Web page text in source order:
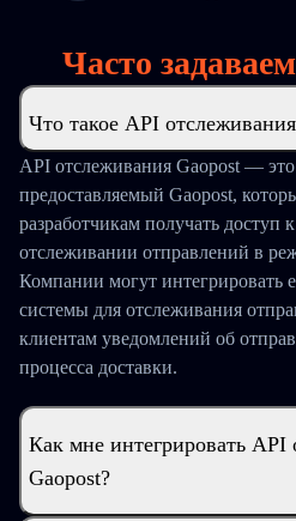
Часто
Что такое API
API отслеживания Gaopost —
предоставляемый Gaopost,
разработчикам получать доступ
отслеживании отправлений в
Компании могут интегрировать
системы для отслеживания
клиентам уведомлений об
процесса доставки.
Как мне интегрировать API
Gaopost?